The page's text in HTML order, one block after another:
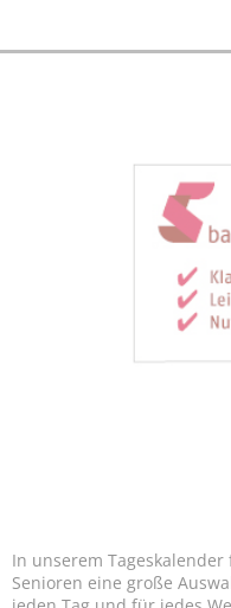
In unserem
Senioren eine große